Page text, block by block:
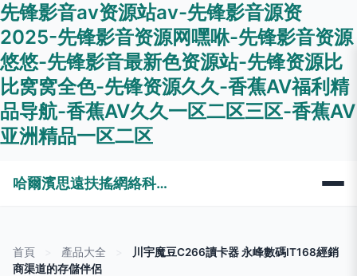
先锋影音av资源站av-先锋影音源资
2025-先锋影音资源网嘿咻-先锋影音资源
悠悠-先锋影音最新色资源站-先锋资源比
比窝窝全色-先锋资源久久-香蕉AV福利精
品导航-香蕉AV久久一区二区三区-香蕉AV
亚洲精品一区二区
哈爾濱思遠扶搖網絡科技有限公司
首頁 產品大全
川宇魔豆C266讀卡器 永峰數碼IT168經銷
商渠道的存儲伴侶